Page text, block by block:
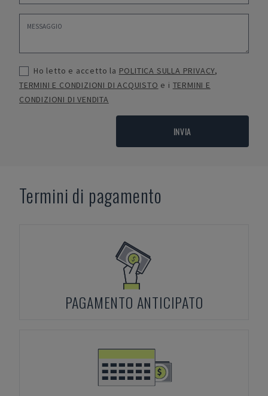
Ho letto e accetto la POLITICA SULLA PRIVACY,
TERMINI E CONDIZIONI DI ACQUISTO e i TERMINI E
CONDIZIONI DI VENDITA
INVIA
Termini di pagamento
PAGAMENTO ANTICIPATO